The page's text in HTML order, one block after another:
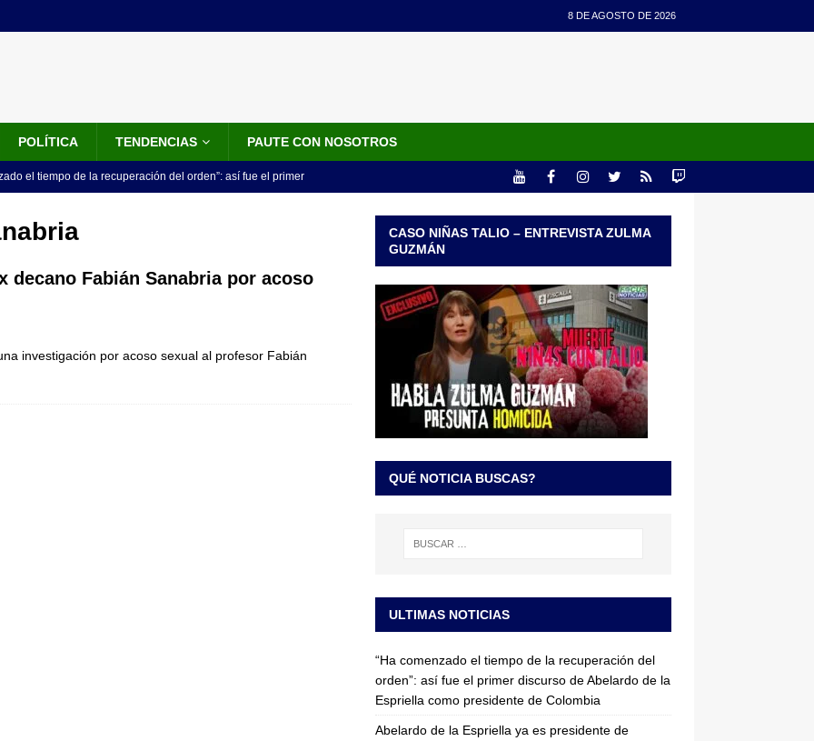
8 DE AGOSTO DE 2026
POLÍTICA TENDENCIAS PAUTE CON NOSOTROS
el tiempo de la recuperación del orden”: así fue el primer
la Espriella ya es presidente de Colombia: recibió la banda
LO ÚLTIMO
en el Cantón Pichincha
no asistirá a la posesión de Abelardo de la Espriella y llama a
decano Fabián Sanabria por acoso
investigación por acoso sexual al profesor Fabián
CASO NIÑAS TALIO – ENTREVISTA ZULMA
GUZMÁN
QUÉ NOTICIA BUSCAS?
ULTIMAS NOTICIAS
“Ha comenzado el tiempo de la recuperación del
orden”: así fue el primer discurso de Abelardo de la
Espriella como presidente de Colombia
Abelardo de la Espriella ya es presidente de